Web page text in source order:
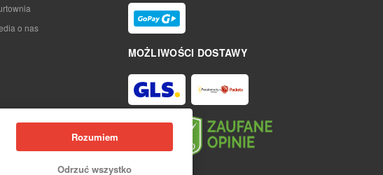
MOŻLIWOŚCI DOSTAWY
o nas
Rozumiem
Odrzuć wszystko